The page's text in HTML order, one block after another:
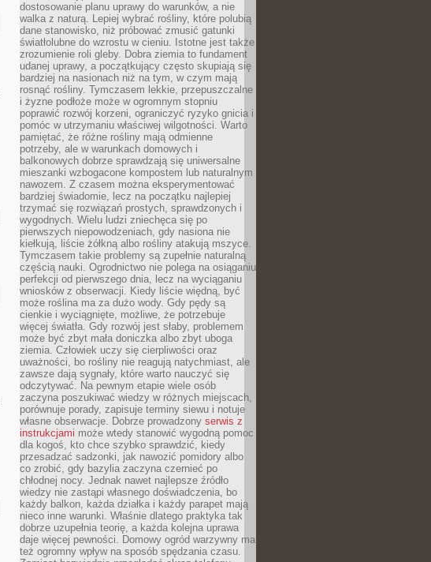
dostosowanie planu uprawy do warunków, a nie
walka z naturą. Lepiej wybrać rośliny, które polubią
dane stanowisko, niż próbować zmusić gatunki
światłolubne do wzrostu w cieniu. Istotne jest także
zrozumienie roli gleby. Dobra ziemia to fundament
udanej uprawy, a początkujący często skupiają się
bardziej na nasionach niż na tym, w czym mają
rosnąć rośliny. Tymczasem lekkie, przepuszczalne
i żyzne podłoże może w ogromnym stopniu
poprawić rozwój korzeni, ograniczyć ryzyko gnicia i
pomóc w utrzymaniu właściwej wilgotności. Warto
pamiętać, że różne rośliny mają odmienne
potrzeby, ale w warunkach domowych i
balkonowych dobrze sprawdzają się uniwersalne
mieszanki wzbogacone kompostem lub naturalnym
nawozem. Z czasem można eksperymentować
bardziej świadomie, lecz na początku najlepiej
trzymać się rozwiązań prostych, sprawdzonych i
wygodnych. Wielu ludzi zniechęca się po
pierwszych niepowodzeniach, gdy nasiona nie
kiełkują, liście żółkną albo rośliny atakują mszyce.
Tymczasem takie problemy są zupełnie naturalną
częścią nauki. Ogrodnictwo nie polega na osiąganiu
perfekcji od pierwszego dnia, lecz na wyciąganiu
wniosków z obserwacji. Kiedy liście więdną, być
może roślina ma za dużo wody. Gdy pędy są
cienkie i wyciągnięte, możliwe, że potrzebuje
więcej światła. Gdy rozwój jest słaby, problemem
może być zbyt mała doniczka albo zbyt uboga
ziemia. Człowiek uczy się cierpliwości oraz
uważności, bo rośliny nie reagują natychmiast, ale
zawsze dają sygnały, które warto nauczyć się
odczytywać. Na pewnym etapie wiele osób
zaczyna poszukiwać wiedzy w różnych miejscach,
porównuje porady, zapisuje terminy siewu i notuje
własne obserwacje. Dobrze prowadzony serwis z
instrukcjami może wtedy stanowić wygodną pomoc
dla kogoś, kto chce szybko sprawdzić, kiedy
przesadzać sadzonki, jak nawozić pomidory albo
co zrobić, gdy bazylia zaczyna czernieć po
chłodnej nocy. Jednak nawet najlepsze źródło
wiedzy nie zastąpi własnego doświadczenia, bo
każdy balkon, każda działka i każdy parapet mają
nieco inne warunki. Właśnie dlatego praktyka tak
dobrze uzupełnia teorię, a każda kolejna uprawa
daje więcej pewności. Domowy ogród warzywny ma
też ogromny wpływ na sposób spędzania czasu.